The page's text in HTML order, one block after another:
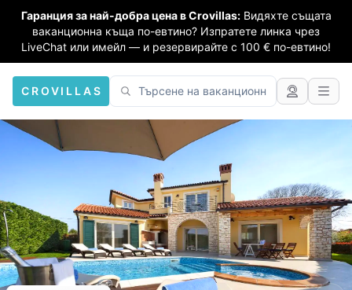
Гаранция за най-добра цена в Crovillas: Видяхте същата
ваканционна къща по-евтино? Изпратете линка чрез
LiveChat или имейл — и резервирайте с 100 € по-евтино!
CROVILLAS